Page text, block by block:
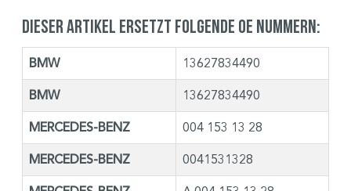
Dieser Artikel ersetzt folgende OE Nummern:
BMW 13627834490
BMW 13627834490
MERCEDES-BENZ 004 153 13 28
MERCEDES-BENZ 0041531328